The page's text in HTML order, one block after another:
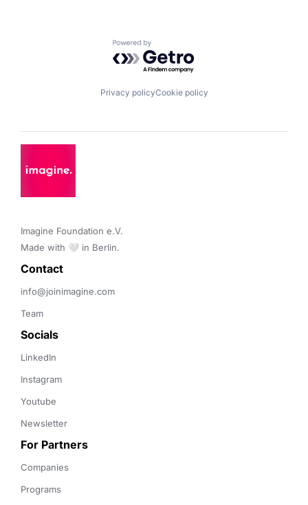
Powered by Getro.com
Privacy policyCookie policy
Imagine Foundation e.V.
Made with 🤍 in Berlin.
Contact
info@joinimagine.com
Team
Socials
LinkedIn
Instagram
Youtube
Newsletter
For Partners
Companies
Programs